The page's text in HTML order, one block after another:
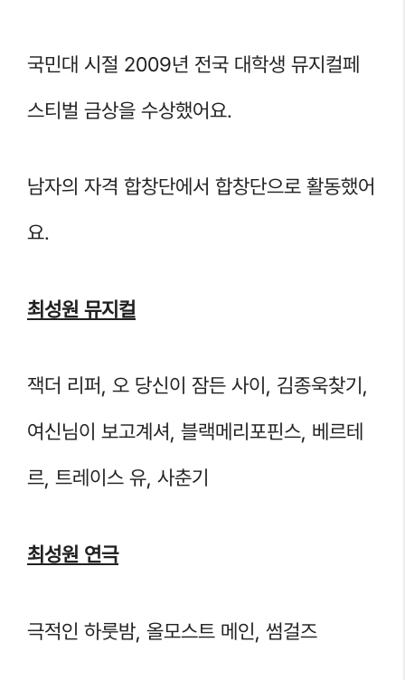
국민대 시절 2009년 전국 대학생 뮤지컬페
스티벌 금상을 수상했어요.
남자의 자격 합창단에서 합창단으로 활동했어
요.
최성원 뮤지컬
잭더 리퍼, 오 당신이 잠든 사이, 김종욱찾기,
여신님이 보고계셔, 블랙메리포핀스, 베르테
르, 트레이스 유, 사춘기
최성원 연극
극적인 하룻밤, 올모스트 메인, 썸걸즈